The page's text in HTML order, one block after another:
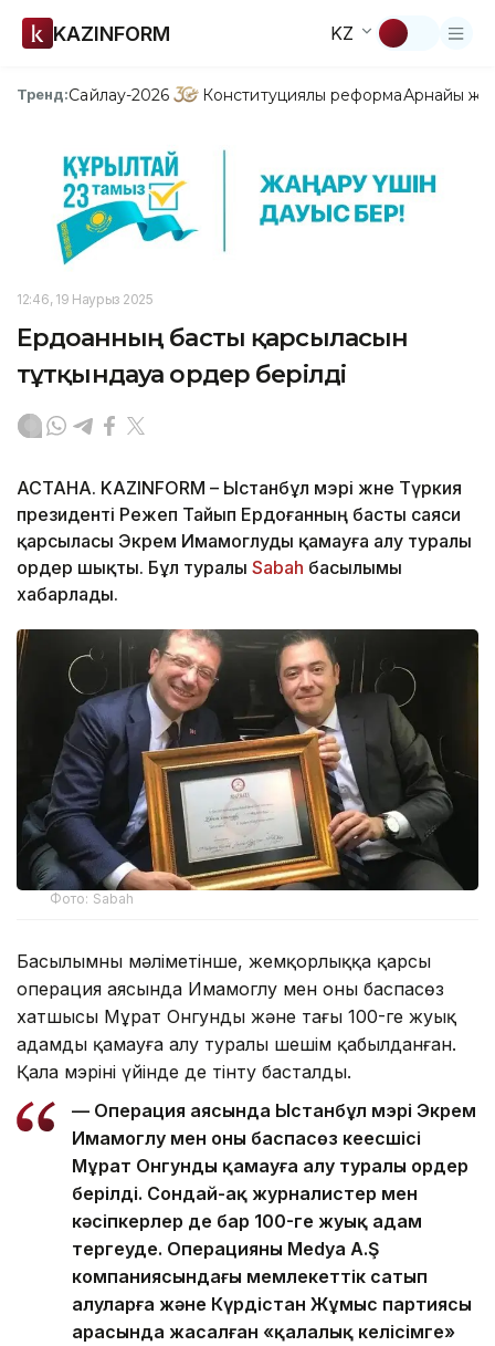
KAZINFORM KZ
Тренд:Сайлау-2026 Конституциялық реформаАрнайы
12:46, 19 Наурыз 2025
Ердоғанның басты қарсыласын
тұтқындауға ордер берілді
АСТАНА. KAZINFORM – Ыстанбұл мэрі және Түркия
президенті Режеп Тайып Ердоғанның басты саяси
қарсыласы Экрем Имамоглуды қамауға алу туралы
ордер шықты. Бұл туралы Sabah басылымы
хабарлады.
Фото: Sabah
Басылымның мәліметінше, жемқорлыққа қарсы
операция аясында Имамоглу мен оның баспасөз
хатшысы Мұрат Онгунды және тағы 100-ге жуық
адамды қамауға алу туралы шешім қабылданған.
Қала мэрінің үйінде де тінту басталды.
— Операция аясында Ыстанбұл мэрі Экрем
Имамоглу мен оның баспасөз кеңесшісі
Мұрат Онгунды қамауға алу туралы ордер
берілді. Сондай-ақ журналистер мен
кәсіпкерлер де бар 100-ге жуық адам
тергеуде. Операцияның Medya A.Ş
компаниясындағы мемлекеттік сатып
алуларға және Күрдістан Жұмыс партиясы
арасында жасалған «қалалық келісімге»